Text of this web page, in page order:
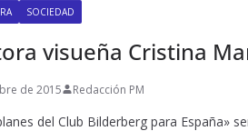
SOCIEDAD
visueña Cristina
de 2015 Redacción PM
del Club Bilderberg para España»